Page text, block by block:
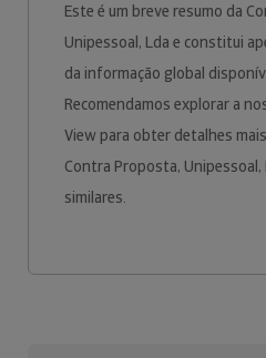
Este é um breve resumo da
Unipessoal, Lda e constitui
da informação global
Recomendamos explorar a
View para obter detalhes
Contra Proposta,
similares.